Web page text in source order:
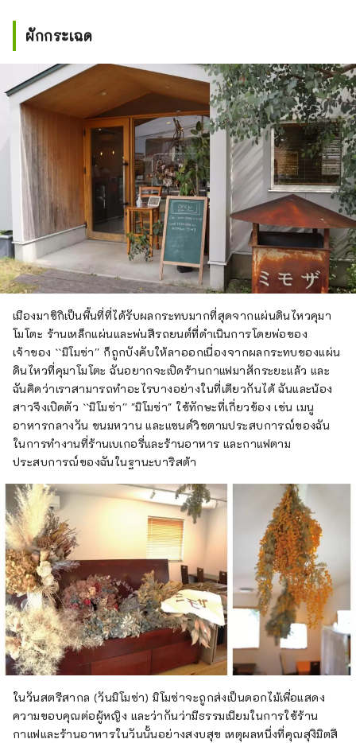
ผักกระเฉด
เมืองมาชิกิเป็นพื้นที่ที่ได้รับผลกระทบมากที่สุดจากแผ่นดินไหวคุมา
โมโตะ ร้านเหล็กแผ่นและพ่นสีรถยนต์ที่ดำเนินการโดยพ่อของ
เจ้าของ ``มิโมซ่า'' ก็ถูกบังคับให้ลาออกเนื่องจากผลกระทบของแผ่น
ดินไหวที่คุมาโมโตะ ฉันอยากจะเปิดร้านกาแฟมาสักระยะแล้ว และ
ฉันคิดว่าเราสามารถทำอะไรบางอย่างในที่เดียวกันได้ ฉันและน้อง
สาวจึงเปิดตัว ``มิโมซ่า'' "มิโมซ่า" ใช้ทักษะที่เกี่ยวข้อง เช่น เมนู
อาหารกลางวัน ขนมหวาน และแซนด์วิชตามประสบการณ์ของฉัน
ในการทำงานที่ร้านเบเกอรี่และร้านอาหาร และกาแฟตาม
ประสบการณ์ของฉันในฐานะบาริสต้า
ในวันสตรีสากล (วันมิโมซ่า) มิโมซ่าจะถูกส่งเป็นดอกไม้เพื่อแสดง
ความขอบคุณต่อผู้หญิง และว่ากันว่ามีธรรมเนียมในการใช้ร้าน
กาแฟและร้านอาหารในวันนั้นอย่างสงบสุข เหตุผลหนึ่งที่คุณสุงิมิตสึ